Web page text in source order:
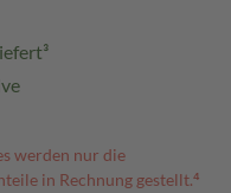
werden nur die
in Rechnung gestellt.⁴